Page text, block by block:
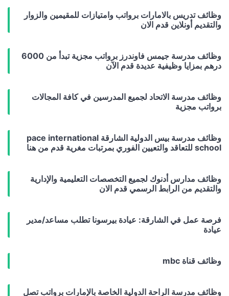
وظائف تدريس بالامارات برواتب وامتيازات للمقيمين والزوار
والتقديم أونلاين قدم الان
وظائف مدرسة جيمس فاوندرز برواتب مجزية تبدأ من 6000
درهم بمزايا وظيفية عديدة قدم الآن
وظائف مدرسة الاتحاد لجميع المدرسين في كافة المجالات
برواتب مجزية
وظائف مدرسة بيس الدولية الشارقة pace international
school للتعاقد والتعيين الفوري بمرتبات مغرية قدم من هنا
وظائف مدارس أدنوك لجميع التخصصات التعليمية والإدارية
والتقديم من الرابط الرسمي قدم الان
فرصة عمل في الشارقة: عيادة بيرسونا تطلب مساعد/مدير
عيادة
وظائف قناة mbc
وظائف مدرسة الراحة الدولية الخاصة بالإمارات برواتب تصل